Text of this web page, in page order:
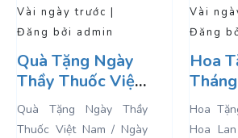
Vài ngày trước |
Đăng bởi admin
Hoa Tặng 8
Tháng 3 – Hoa
Lan Hồ Điệp
Sang Và Ý Nghĩa
Hoa Tặng 8 Tháng 3 –
Hoa Lan Hồ Điệp Sang
Vài
Đăng
Lan
Làm
Chúc
Lan Hồ
Tết /